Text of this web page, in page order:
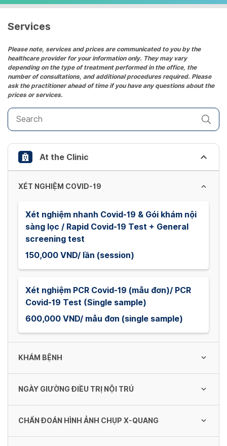
date.
the
question
mark
key
to
get
the
keyboard
shortcuts
for
changing
dates.
Services
Please note, services and prices are communicated to you by the
healthcare provider for your information only. They may vary
depending on the type of treatment performed in the office, the
number of consultations, and additional procedures required. Please
ask the practitioner ahead of time if you have any questions about the
prices or services.
At the Clinic
XÉT NGHIỆM COVID-19
Xét nghiệm nhanh Covid-19 & Gói khám nội
sàng lọc / Rapid Covid-19 Test + General
screening test
150,000 VND/ lần (session)
Xét nghiệm PCR Covid-19 (mẫu đơn)/ PCR
Covid-19 Test (Single sample)
600,000 VND/ mẫu đơn (single sample)
KHÁM BỆNH
Khám Nhi / Pediatric Consultation Fee
NGÀY GIƯỜNG ĐIỀU TRỊ NỘI TRÚ
Giường Ngoại khoa loại 4 Hạng III - Khoa Tai
- Mũi - Họng
CHẨN ĐOÁN HÌNH ẢNH CHỤP X-QUANG